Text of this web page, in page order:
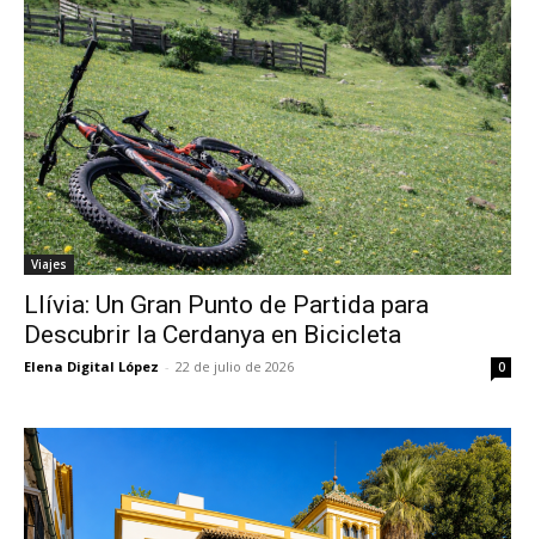
Viajes
Llívia: Un Gran Punto de Partida para
Descubrir la Cerdanya en Bicicleta
Elena Digital López - 22 de julio de 2026 0